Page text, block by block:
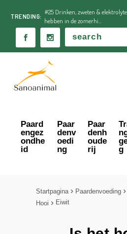
TRENDING:
#25 Drinken, zweten &
hebben in de zomerhi...
Paard
engez
ondhe
id
Paar
denv
oedi
ng
Paar
denh
oude
rij
g
Startpagina Paardenvoeding
Hooi
Eiwit